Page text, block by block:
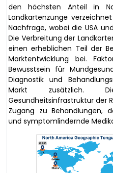
den höchsten Anteil in
Landkartenzunge
Nachfrage, wobei die USA
Die Verbreitung der
einen erheblichen Teil der
Marktentwicklung bei.
Bewusstsein für
Diagnostik und
Markt zusätzlich.
Gesundheitsinfrastruktur der
Zugang zu Behandlungen,
und symptomlindernde